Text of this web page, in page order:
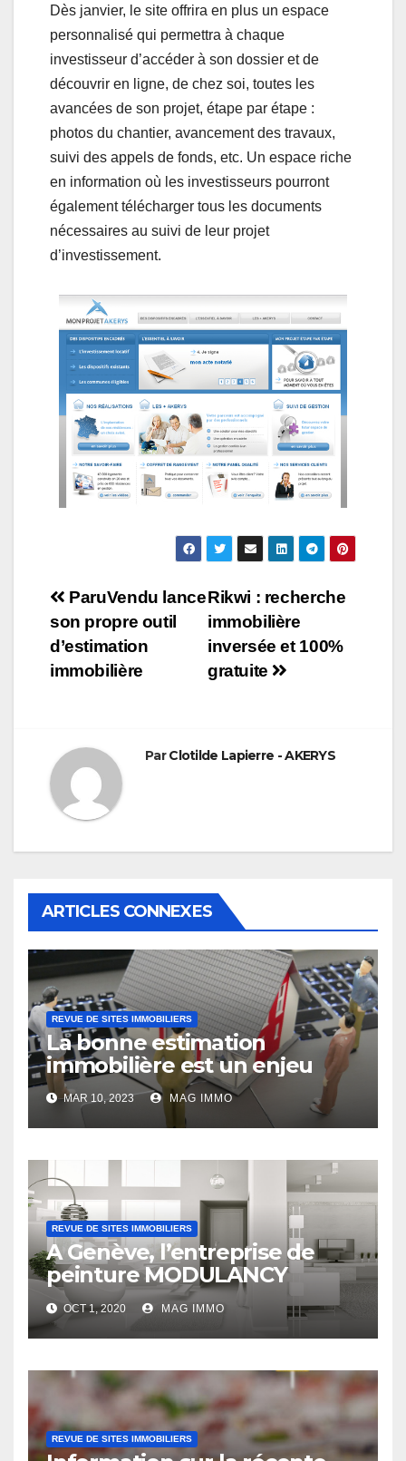
Dès janvier, le site offrira en plus un espace
personnalisé qui permettra à chaque
investisseur d’accéder à son dossier et de
découvrir en ligne, de chez soi, toutes les
avancées de son projet, étape par étape :
photos du chantier, avancement des travaux,
suivi des appels de fonds, etc. Un espace riche
en information où les investisseurs pourront
également télécharger tous les documents
nécessaires au suivi de leur projet
d’investissement.
Navigation
de
l’article
Rikwi : recherche
immobilière
inversée et 100%
gratuite
ParuVendu lance
son propre outil
d’estimation
immobilière
ParClotilde Lapierre - AKERYS
ARTICLES CONNEXES
REVUE DE SITES IMMOBILIERS
La bonne estimation
immobilière est un enjeu
MAR 10, 2023 MAG IMMO
REVUE DE SITES IMMOBILIERS
A Genève, l’entreprise de
peinture MODULANCY
s’affirme comme un acteur
leader
OCT 1, 2020 MAG IMMO
REVUE DE SITES IMMOBILIERS